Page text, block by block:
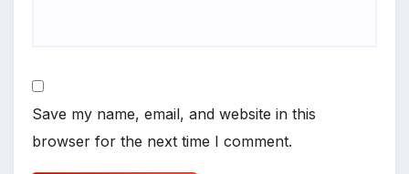
Save my name, email, and website in this
browser for the next time I comment.